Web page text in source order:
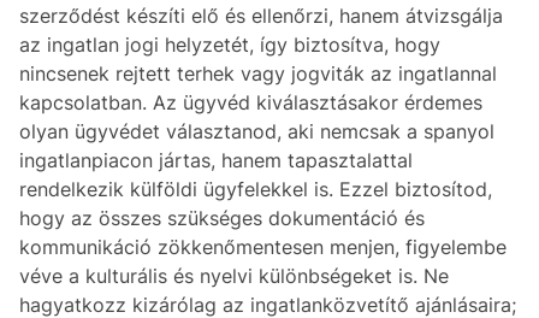
szerződést készíti elő és ellenőrzi, hanem átvizsgálja
az ingatlan jogi helyzetét, így biztosítva, hogy
nincsenek rejtett terhek vagy jogviták az ingatlannal
kapcsolatban. Az ügyvéd kiválasztásakor érdemes
olyan ügyvédet választanod, aki nemcsak a spanyol
ingatlanpiacon jártas, hanem tapasztalattal
rendelkezik külföldi ügyfelekkel is. Ezzel biztosítod,
hogy az összes szükséges dokumentáció és
kommunikáció zökkenőmentesen menjen, figyelembe
véve a kulturális és nyelvi különbségeket is. Ne
hagyatkozz kizárólag az ingatlanközvetítő ajánlásaira;